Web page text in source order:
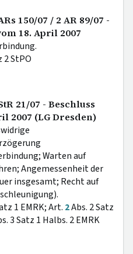
150/07 / 2 AR 89/07 -
18. April 2007
2 StPO
21/07 - Beschluss
2007 (LG Dresden)
Warten auf
Angemessenheit der
insgesamt; Recht auf
1 EMRK; Art. 2Abs. 2 Satz
3 Satz 1 Halbs. 2 EMRK